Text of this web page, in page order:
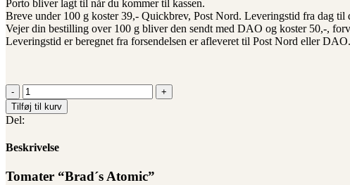
Porto bliver lagt til når du kommer til kassen.
Breve under 100 g koster 39,- Quickbrev, Post Nord. Leveringstid fra dag til
Vejer din bestilling over 100 g bliver den sendt med DAO og koster 50,-,
Leveringstid er beregnet fra forsendelsen er afleveret til Post Nord eller DAO.
Tomater
"Brad
´s
Atomic"
Økologiske
frø
Tilføj til kurv
Del:
Beskrivelse
Tomater “Brad´s Atomic”